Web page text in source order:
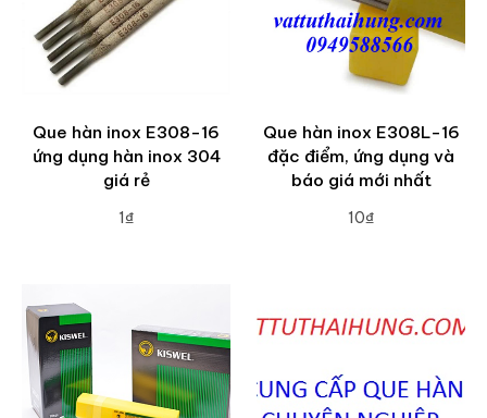
Que hàn inox E308-16
ứng dụng hàn inox 304
giá rẻ
1₫
Que hàn inox E308L-16
đặc điểm, ứng dụng và
báo giá mới nhất
10₫